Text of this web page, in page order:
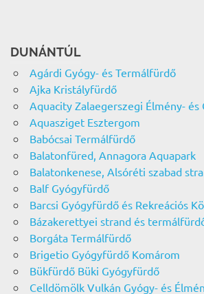
DUNÁNTÚL
Agárdi Gyógy- és Termálfürdő
Ajka Kristályfürdő
Aquacity Zalaegerszegi Élmény- és
Aquasziget Esztergom
Babócsai Termálfürdő
Balatonfüred, Annagora Aquapark
Balatonkenese, Alsóréti szabad
Balf Gyógyfürdő
Barcsi Gyógyfürdő és Rekreációs
Bázakerettyei strand és
Borgáta Termálfürdő
Brigetio Gyógyfürdő Komárom
Bükfürdő Büki Gyógyfürdő
Celldömölk Vulkán Gyógy- és